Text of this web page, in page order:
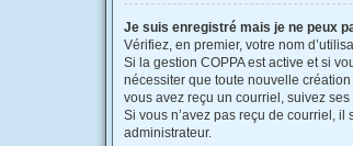
Je suis enregistré mais je ne peux
Vérifiez, en premier, votre nom
Si la gestion COPPA est active et si
nécessiter que toute nouvelle
vous avez reçu un courriel, suivez
Si vous n’avez pas reçu de courriel,
administrateur.